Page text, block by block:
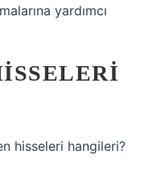
yardımcı
hisseleri hangileri?